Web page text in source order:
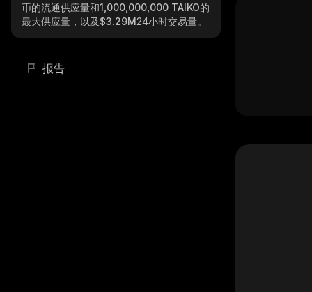
币的流通供应量和1,000,000,000 TAIKO的
最大供应量，以及$3.29M24小时交易量。
报告